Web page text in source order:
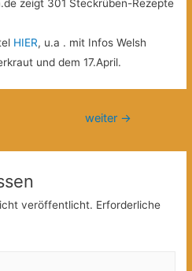
zeigt 301 Steckrüben-Rezepte
HIER, u.a . mit Infos Welsh
und dem 17.April.
weiter →
veröffentlicht. Erforderliche